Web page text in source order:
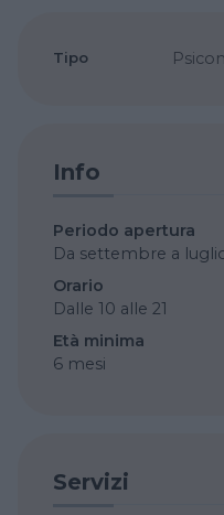
Tipo
Info
Periodo apertura
Da settembre a
Orario
Dalle 10 alle 21
Età minima
6 mesi
Servizi